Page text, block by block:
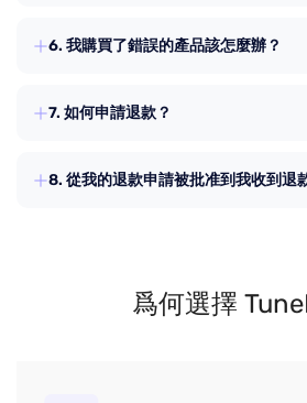
訂單 ID 和電子郵箱地址。等待支援團
6. 我購買了錯誤的產品該怎麼辦？
行產品更換。
額。但若需替換的產品比原支付產品
7. 如何申請退款？
8. 從我的退款申請被批准到我收到退
爲何選擇